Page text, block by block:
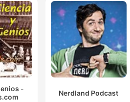
-
Nerdland Podcast